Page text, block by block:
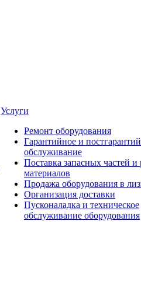
Услуги
Ремонт оборудования
Гарантийное и
обслуживание
Поставка запасных частей и
материалов
Продажа оборудования в
Организация доставки
Пусконаладка и техническое
обслуживание оборудования